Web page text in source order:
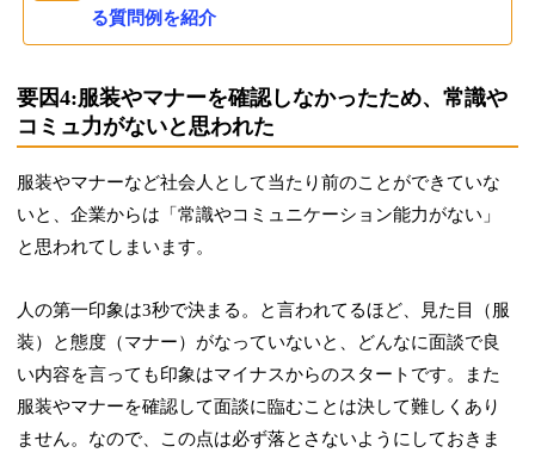
る質問例を紹介
要因4:服装やマナーを確認しなかったため、常識や
コミュ力がないと思われた
服装やマナーなど社会人として当たり前のことができていな
いと、企業からは「常識やコミュニケーション能力がない」
と思われてしまいます。
人の第一印象は3秒で決まる。と言われてるほど、見た目（服
装）と態度（マナー）がなっていないと、どんなに面談で良
い内容を言っても印象はマイナスからのスタートです。また
服装やマナーを確認して面談に臨むことは決して難しくあり
ません。なので、この点は必ず落とさないようにしておきま